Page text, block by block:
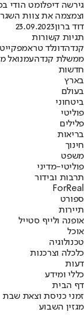
גירשה דיפלומט הודי
וצמצמה את צוות
דוד ברון23.09.2023
תגיות קשורות
קנדהדונלד טראמפ
ממשלת קנדהעמנואל
חדשות
בארץ
בעולם
ביטחוני
פוליטי
פלילים
בריאות
חינוך
משפט
פוליטי-מדיני
תרבות ובידור
ForReal
ספורט
תיירות
אופנה ולייף סטייל
אוכל
טכנולוגיה
כלכלה וצרכנות
דעות
כללי ומידע
דף הבית
זמני כניסת וצאת שבת
מגזין השבוע